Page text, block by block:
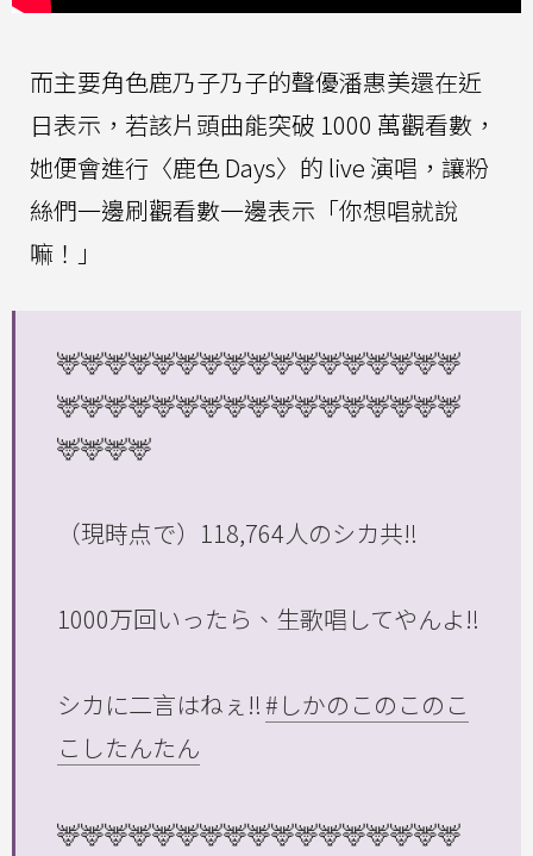
而主要角色鹿乃子乃子的聲優潘惠美還在近
日表示，若該片頭曲能突破 1000 萬觀看數，
她便會進行〈鹿色 Days〉的 live 演唱，讓粉
絲們一邊刷觀看數一邊表示「你想唱就說
嘛！」
🦌🦌🦌🦌🦌🦌🦌🦌🦌🦌🦌🦌🦌🦌🦌🦌🦌
🦌🦌🦌🦌🦌🦌🦌🦌🦌🦌🦌🦌🦌🦌🦌🦌🦌
🦌🦌🦌🦌
（現時点で）118,764人のシカ共‼️
1000万回いったら、生歌唱してやんよ‼️
シカに二言はねぇ‼️#しかのこのこのこ
こしたんたん
🦌🦌🦌🦌🦌🦌🦌🦌🦌🦌🦌🦌🦌🦌🦌🦌🦌